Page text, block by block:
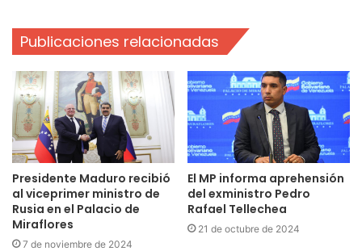
Publicaciones relacionadas
Presidente Maduro recibió
al viceprimer ministro de
Rusia en el Palacio de
Miraflores
7 de noviembre de 2024
El MP informa aprehensión
del exministro Pedro
Rafael Tellechea
21 de octubre de 2024